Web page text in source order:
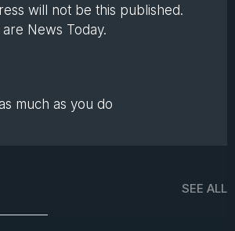
will not be this published.
News Today.
much as you do
SEE ALL